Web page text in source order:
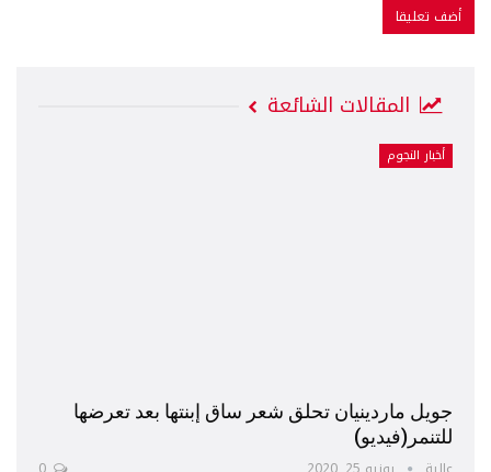
المقالات الشائعة
أخبار النجوم
جويل ماردينيان تحلق شعر ساق إبنتها بعد تعرضها
للتنمر(فيديو)